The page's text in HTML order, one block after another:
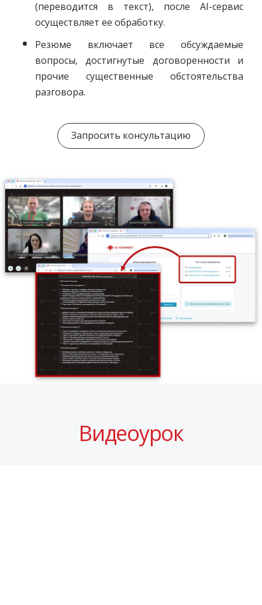
(переводится в текст), после AI-сервис
осуществляет ее обработку.
Резюме включает все обсуждаемые
вопросы, достигнутые договоренности и
прочие существенные обстоятельства
разговора.
Запросить консультацию
Видеоурок